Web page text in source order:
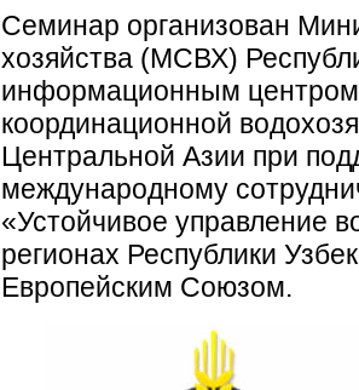
Семинар организован
хозяйства (МСВХ)
информационным
координационной
Центральной Азии при
международному
«Устойчивое управление
регионах Республики
Европейским Союзом.